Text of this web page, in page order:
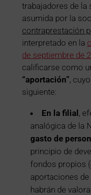
trabajadores de la
asumida por la
contraprestación
interpretado en la
de septiembre de
calificarse como
“aportación”,
siguiente:
En la filial,
analógica de la
gasto de
principio de
fondos propios
aportaciones
habrán de